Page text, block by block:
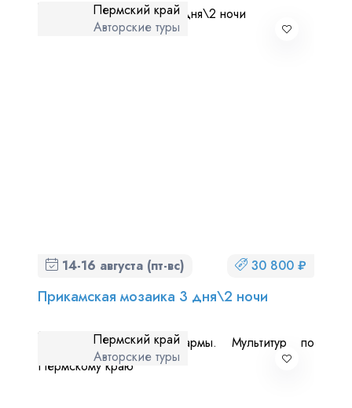
Пермский край
Авторские туры
14-16 августа (пт-вс) 30 800 ₽
Прикамская мозаика 3 дня\2 ночи
Пермский край
Авторские туры